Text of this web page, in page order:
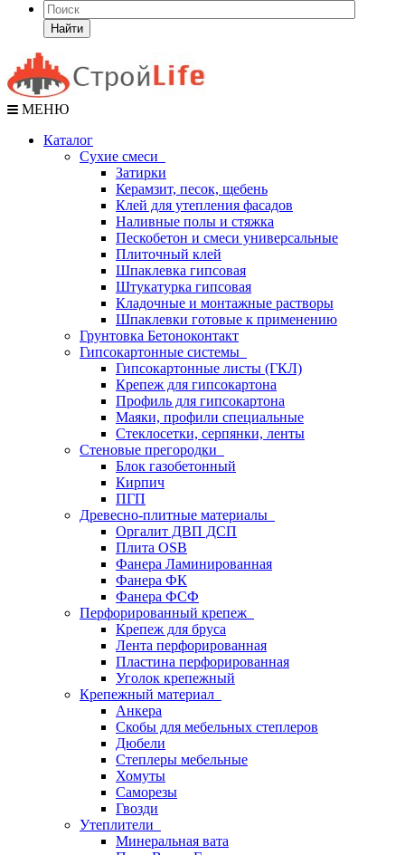
Найти
МЕНЮ
Каталог
Сухие смеси
Затирки
Керамзит, песок, щебень
Клей для утепления фасадов
Наливные полы и стяжка
Пескобетон и смеси универсальные
Плиточный клей
Шпаклевка гипсовая
Штукатурка гипсовая
Кладочные и монтажные растворы
Шпаклевки готовые к применению
Грунтовка Бетоноконтакт
Гипсокартонные системы
Гипсокартонные листы (ГКЛ)
Крепеж для гипсокартона
Профиль для гипсокартона
Маяки, профили специальные
Стеклосетки, серпянки, ленты
Стеновые прегородки
Блок газобетонный
Кирпич
ПГП
Древесно-плитные материалы
Оргалит ДВП ДСП
Плита OSB
Фанера Ламинированная
Фанера ФК
Фанера ФСФ
Перфорированный крепеж
Крепеж для бруса
Лента перфорированная
Пластина перфорированная
Уголок крепежный
Крепежный материал
Анкера
Скобы для мебельных степлеров
Дюбели
Степлеры мебельные
Хомуты
Саморезы
Гвозди
Утеплители
Минеральная вата